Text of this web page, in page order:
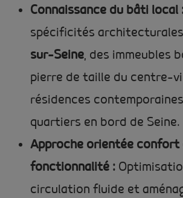
Connaissance du bâti local
spécificités architecturales
sur-Seine, des immeubles
pierre de taille du centre-
résidences
quartiers en bord de Seine.
Approche orientée confort
fonctionnalité :
circulation fluide et